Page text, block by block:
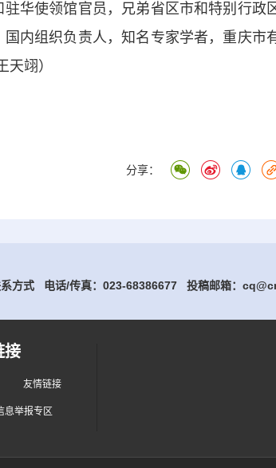
华使领馆官员，兄弟省区市和特别行政
内组织负责人，知名专家学者，重庆市
翊）
分享：
系方式 电话/传真：023-68386677 投稿邮箱：
接
友情链接
息举报专区